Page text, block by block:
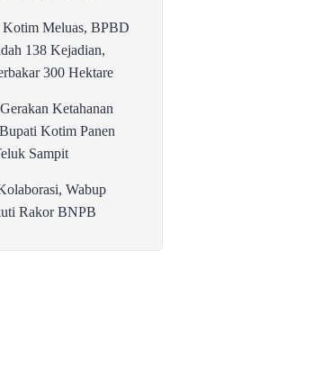
Meluas, BPBD
138 Kejadian,
300 Hektare
Ketahanan
Kotim Panen
Sampit
Wabup
Rakor BNPB